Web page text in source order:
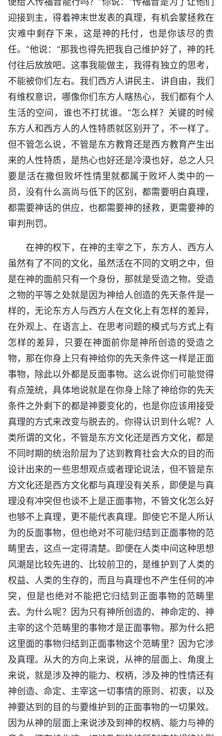
迎接到主，得着神末世发表的真理，有机会蒙拯救在
灾难中剩存下来，这是神的托付，也是你该尽的责
任。”他说：“那我也得先把我自己维护好了，神的托
付往后放放吧。这事我能做主，我得有独立的思考，
不能被你们左右。我们西方人讲民主、讲自由，我们
有维权意识，哪像你们东方人瞎热心，我们都有个人
生活的空间，谁也不打扰谁。”怎么样？关键的时候
东方人和西方人的人性特质就区别开了，不一样了。
但不管怎么说，不管是东方教育还是西方教育产生出
来的人性特质，是热心也好还是冷漠也好，总之人只
要是活在撒但败坏性情里就都属于败坏人类中的一
员，没有什么高尚与低下的区别，都需要明白真理，
都需要神话的供应，也都需要神的拯救，更需要神的
审判刑罚。
在神的权下，在神的主宰之下，东方人、西方人
虽然有了不同的文化，虽然活在不同的文明之中，但
是在神的面前只有一个身份，那就是受造之物。受造
之物的平等之处就是因为神给人创造的先天条件是一
样的，无论东方人与西方人在文化上有怎样的差异，
在外观上、在语言上、在思考问题的模式与方式上有
怎样的差异，只要在神面前你是神所创造的受造之
物，那在你身上只有神给你的先天条件这一样是正面
事物，除此以外都是反面事物。这么说你们可能觉得
有点笼统，具体地说就是在你身上除了神给你的先天
条件之外剩下的都是神要变化的，也是你应该用接受
真理的方式来改变与脱去的。你得认识到什么呢？人
类所谓的文化，不管是东方文化还是西方文化，都是
不同时期的统治阶层为了达到教育社会大众的目的而
设计出来的一些思想观点或者理论说法，但不管是东
方文化还是西方文化都与真理没有关系，即便是与真
理没有冲突但也谈不上是正面事物，不管文化怎么好
也够不上真理，更不能代表真理。即使它不是人所认
为的反面事物，但也绝对不可能归结到正面事物的范
畴里去，这点一定得清楚。即便在人类中间这种思想
风潮是比较先进的、比较前卫的，是维护到了人类的
权益、人类的生存的，而且与真理也不产生任何的冲
突，但是也绝对不能把它归结到正面事物的范畴里
去。为什么呢？因为只有神所创造的、神命定的、神
主宰的这个范畴里的事物才是正面事物。那为什么把
这里面的事物归结到正面事物这个范畴里？因为它涉
及真理。从大的方向上来说，从神的层面上、角度上
来说，就是涉及神的能力、权柄，涉及神的性情还有
神创造、命定、主宰这一切事情的原则、初衷，以及
神要达到的目的与要维护到的正面事物的一切果效。
因为从神的层面上来说涉及到神的权柄、能力与神的